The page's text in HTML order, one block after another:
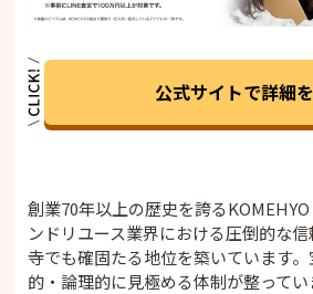
公式サイトで詳細
創業70年以上の歴史を誇る
ンドリユース業界における圧倒的な
寺でも確固たる地位を築いています
的・論理的に見極める体制が整ってい